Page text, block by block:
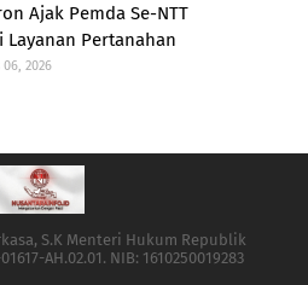
Ajak Pemda Se-NTT
Layanan Pertanahan
06, 2026
S.K Menteri Hukum Republik
AH.02.01. NIB: 1610250019283